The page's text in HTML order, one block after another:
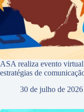
ASA realiza evento
estratégias de
30 de julho de 2026